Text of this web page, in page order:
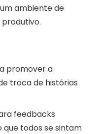
ambiente de
promover a
troca de histórias
feedbacks
todos se sintam